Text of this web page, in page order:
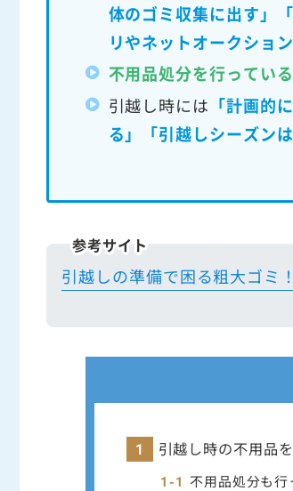
体のゴミ収集に出す」
リやネットオークション
不用品処分を行ってい
引越し時には 「計画的
る」「引越しシーズン
参考サイト
引越しの準備で困る粗大ゴミ
引越し時の不用品
不用品処分も